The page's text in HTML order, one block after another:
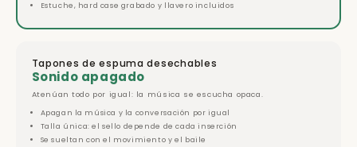
Estuche, hard case grabado y llavero incluidos
Tapones de espuma desechables
Sonido apagado
Atenúan todo por igual: la música se escucha opaca.
Apagan la música y la conversación por igual
Talla única: el sello depende de cada inserción
Se sueltan con el movimiento y el baile